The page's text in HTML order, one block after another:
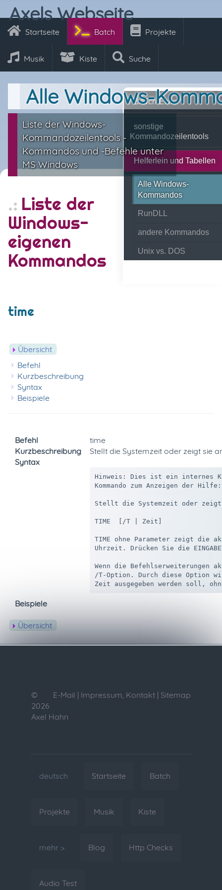
Axels Webseite
Startseite Batch Projekte
Musik Kiste Suche
BATch-Ecke
sonstige
Kommandozeilentools
Helferlein und Tabellen
Alle Windows-
Kommandos
RunDLL
andere Kommandos
Unix vs. DOS
Alle Windows-
Liste der Windows-
Kommandozeilentools -
Kommandos und -Befehle unter
MS Windows
Liste der
Windows-
eigenen
Kommandos
time
Übersicht
Befehl
Kurzbeschreibung
Syntax
Beispiele
Befehl
time
Kurzbeschreibung
Stellt die Systemzeit oder zeigt sie
Syntax
Hinweis: Dies ist ein internes
Kommando zum Anzeigen der
Stellt die Systemzeit oder
TIME  [/T | Zeit]
TIME ohne Parameter zeigt die
Uhrzeit. Drücken Sie die
Wenn die
/T-Option. Durch diese Option
Beispiele
Übersicht
E-Mail | Impressum, Kontakt | Sitemap
©
2026
Axel Hahn
deutsch Startseite Batch
Projekte Musik Kiste
mehr > Blog Http Checks
Audio Test